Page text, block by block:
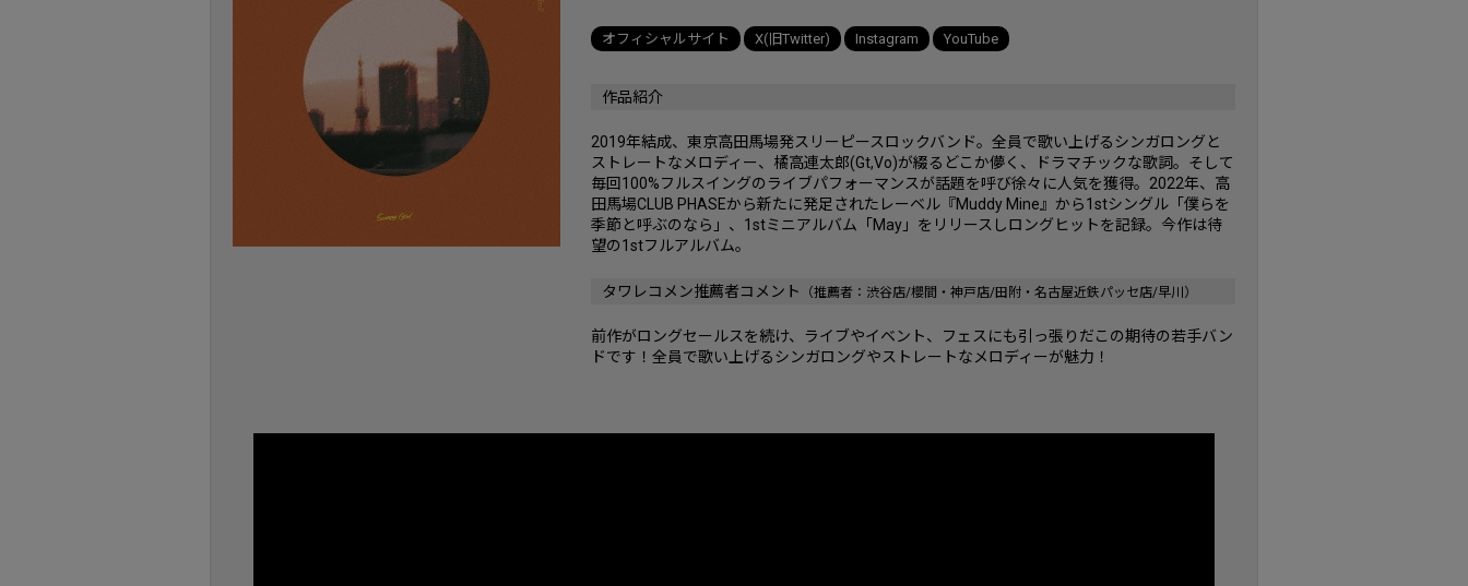
オフィシャルサイト X(旧Twitter) Instagram YouTube
作品紹介
2019年結成、東京高田馬場発スリーピースロックバンド。全員で歌い上げるシンガロングと
ストレートなメロディー、橘高連太郎(Gt,Vo)が綴るどこか儚く、ドラマチックな歌詞。そして
毎回100%フルスイングのライブパフォーマンスが話題を呼び徐々に人気を獲得。2022年、高
田馬場CLUB PHASEから新たに発足されたレーベル『Muddy Mine』から1stシングル「僕らを
季節と呼ぶのなら」、1stミニアルバム「May」をリリースしロングヒットを記録。今作は待
望の1stフルアルバム。
タワレコメン推薦者コメント （推薦者：渋谷店/櫻間・神戸店/田附・名古屋近鉄パッセ店/早川）
前作がロングセールスを続け、ライブやイベント、フェスにも引っ張りだこの期待の若手バン
ドです！全員で歌い上げるシンガロングやストレートなメロディーが魅力！